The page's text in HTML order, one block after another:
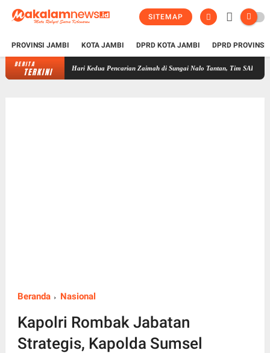
SITEMAP
PROVINSI JAMBI KOTA JAMBI DPRD KOTA JAMBI DPRD
BERITA
TERKINI
Hari Kedua Pencarian Zaimah di Sungai Nalo Tantan, Tim SAR Gabungan
Beranda Nasional
Kapolri Rombak Jabatan
Strategis, Kapolda Sumsel